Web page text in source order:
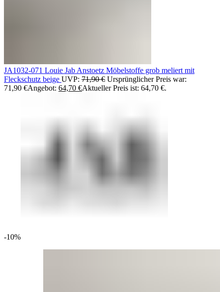
JA1032-071 Louie Jab Anstoetz Möbelstoffe grob meliert mit
Fleckschutz beige UVP: 71,90€ Ursprünglicher Preis war:
71,90 €Angebot: 64,70 €Aktueller Preis ist: 64,70 €.
-10%